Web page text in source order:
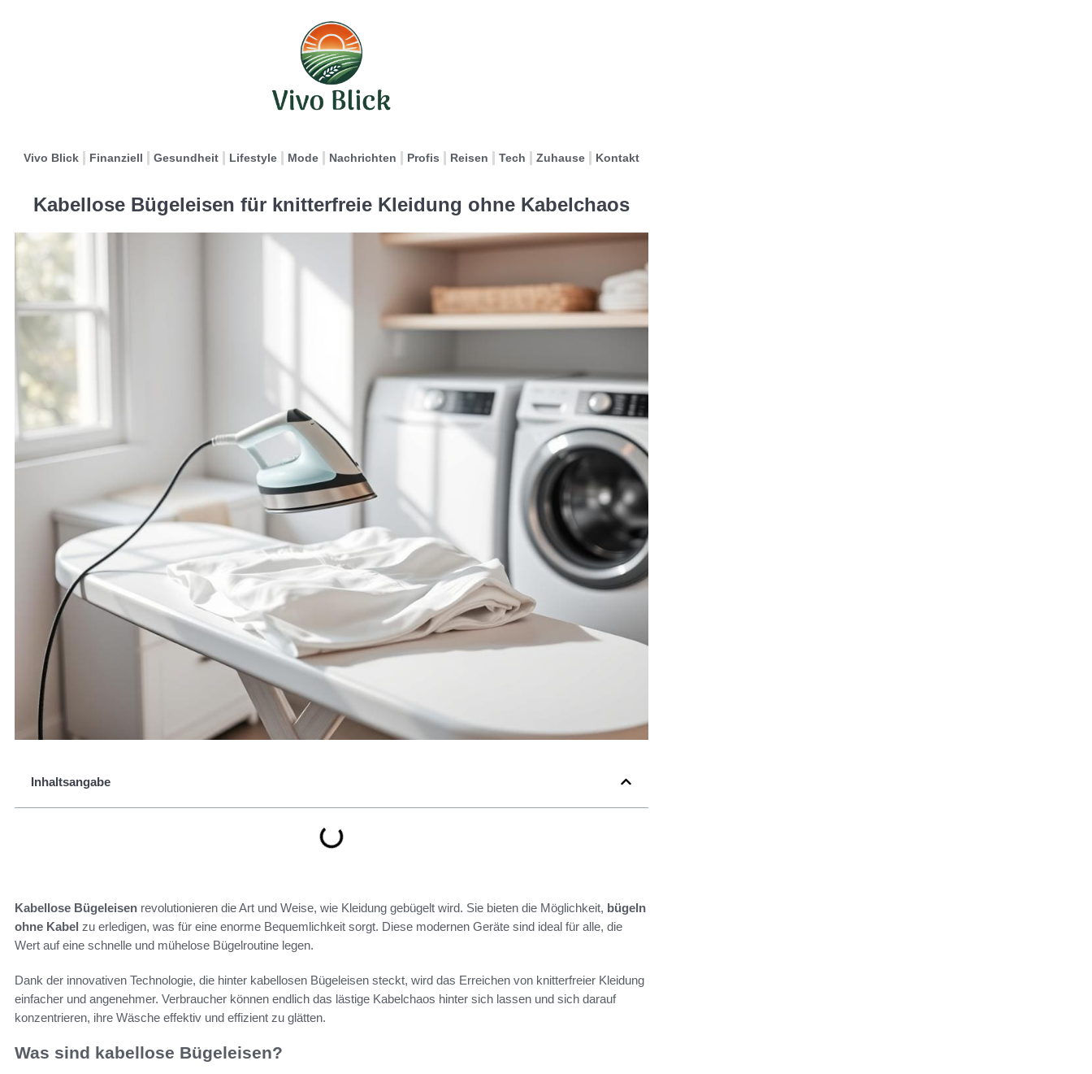
Vivo Blick Finanziell Gesundheit Lifestyle Mode Nachrichten Profis Reisen Tech Zuhause Kontakt
Kabellose Bügeleisen für knitterfreie Kleidung ohne Kabelchaos
Inhaltsangabe
Kabellose Bügeleisen revolutionieren die Art und Weise, wie Kleidung gebügelt wird. Sie bieten die Möglichkeit, bügeln
ohne Kabel zu erledigen, was für eine enorme Bequemlichkeit sorgt. Diese modernen Geräte sind ideal für alle, die
Wert auf eine schnelle und mühelose Bügelroutine legen.
Dank der innovativen Technologie, die hinter kabellosen Bügeleisen steckt, wird das Erreichen von knitterfreier Kleidung
einfacher und angenehmer. Verbraucher können endlich das lästige Kabelchaos hinter sich lassen und sich darauf
konzentrieren, ihre Wäsche effektiv und effizient zu glätten.
Was sind kabellose Bügeleisen?